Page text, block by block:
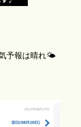
予報は晴れ🌤